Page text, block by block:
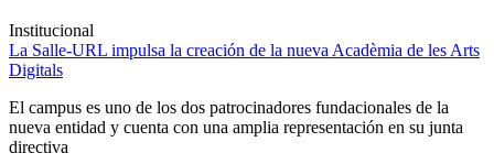
Institucional
La Salle-URL impulsa la creación de la nueva Acadèmia de les Arts
Digitals
El campus es uno de los dos patrocinadores fundacionales de la
nueva entidad y cuenta con una amplia representación en su junta
directiva